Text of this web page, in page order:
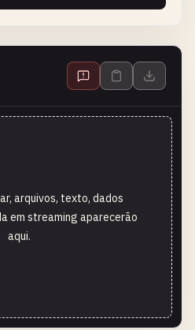
arquivos, texto, dados
em streaming aparecerão
aqui.